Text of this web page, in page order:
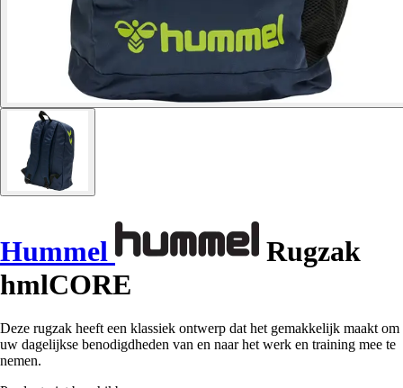
Hummel
Rugzak
hmlCORE
Deze rugzak heeft een klassiek ontwerp dat het gemakkelijk maakt om
uw dagelijkse benodigdheden van en naar het werk en training mee te
nemen.